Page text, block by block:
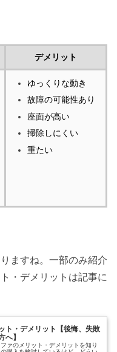
デメリット
ゆっくりな動き
故障の可能性あり
座面が高い
掃除しにくい
重たい
ますね。一部のみ紹介
・デメリットは記事に
ト・デメリット【後悔、失敗
へ】
ァのメリット・デメリットを知り